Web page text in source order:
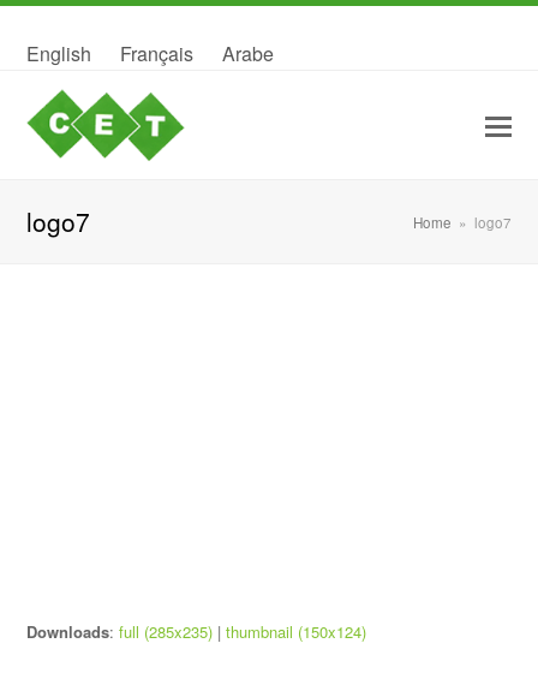
English Français Arabe
logo7 Home » logo7
Downloads:full (285x235) |thumbnail (150x124)